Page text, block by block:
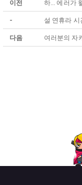
이전 하... 에러가
- 설 연휴라
다음 여러분의 자